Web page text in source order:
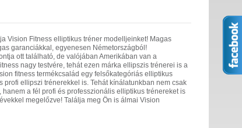
Vision Fitness elliptikus tréner modelljeinket! Magas
garanciákkal, egyenesen Németországból!
ott található, de valójában Amerikában van a
nagy testvére, tehát ezen márka ellipszis trénerei is a
fitness termékcsalád egy felsőkategóriás elliptikus
ellipszi trénerekkel is. Tehát kínálatunkban nem csak
a fél profi és professzionális elliptikus trénereket is
megelőzve! Találja meg Ön is álmai Vision